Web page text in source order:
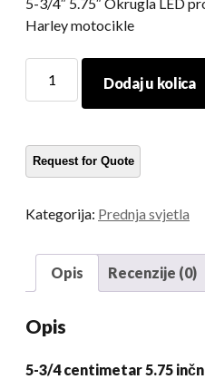
Harley motocikle
Centimetar
Inčni
okrugli
projekcijska
svjetla
motocikle
Dodaj u kolica
Kategorija: Prednja svjetla
Opis Recenzije (0)
Opis
5-3/4 centimetar 5.75